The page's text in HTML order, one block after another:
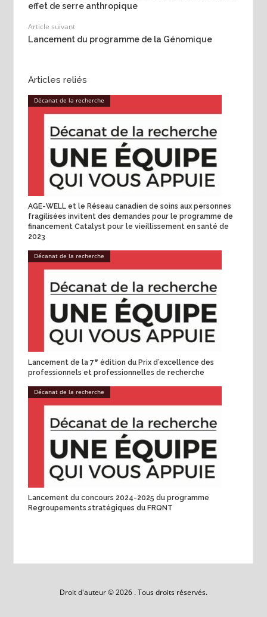
effet de serre anthropique
Article suivant
Lancement du programme de la Génomique
Articles reliés
Décanat de la recherche
AGE-WELL et le Réseau canadien de soins aux personnes
fragilisées invitent des demandes pour le programme de
financement Catalyst pour le vieillissement en santé de
2023
Décanat de la recherche
Lancement de la 7e édition du Prix d’excellence des
professionnels et professionnelles de recherche
Décanat de la recherche
Lancement du concours 2024-2025 du programme
Regroupements stratégiques du FRQNT
Droit d'auteur © 2026 . Tous droits réservés.